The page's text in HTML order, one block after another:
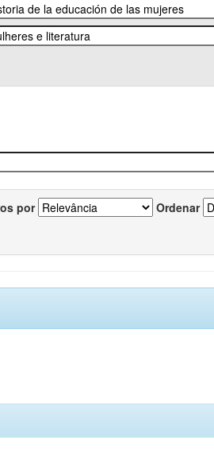
por Ordenar